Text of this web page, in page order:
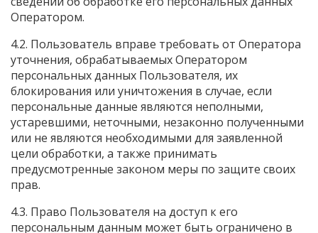
Оператором.
4.2. Пользователь вправе требовать от Оператора
уточнения, обрабатываемых Оператором
персональных данных Пользователя, их
блокирования или уничтожения в случае, если
персональные данные являются неполными,
устаревшими, неточными, незаконно полученными
или не являются необходимыми для заявленной
цели обработки, а также принимать
предусмотренные законом меры по защите своих
прав.
4.3. Право Пользователя на доступ к его
персональным данным может быть ограничено в